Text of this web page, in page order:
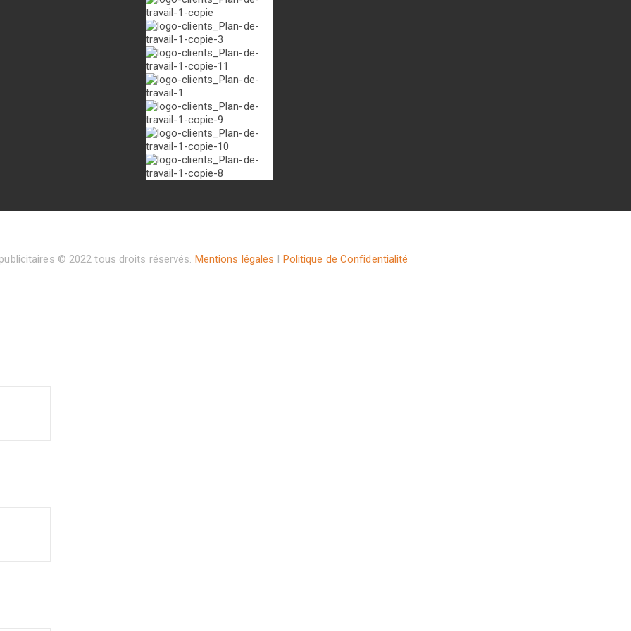
© 2022 tous droits réservés. Mentions légales I Politique de Confidentialité